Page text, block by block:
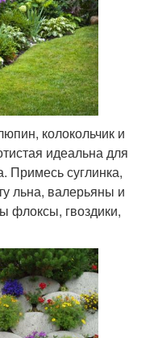
колокольчик и
идеальна для
Примесь суглинка,
льна, валерьяны и
флоксы, гвоздики,